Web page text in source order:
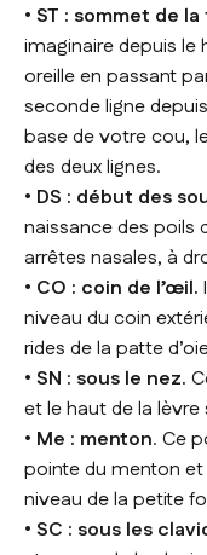
• ST : sommet de
imaginaire depuis le
oreille en passant
seconde ligne
base de votre cou,
des deux lignes.
• DS : début des
naissance des poils
arrêtes nasales, à
• CO : coin de l’œil.
niveau du coin
rides de la patte
• SN : sous le nez.
et le haut de la
• Me : menton. Ce
pointe du menton et
niveau de la petite
• SC : sous les